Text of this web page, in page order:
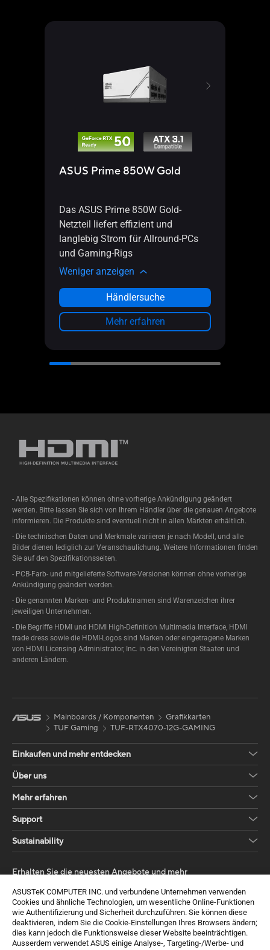
ASUSTeK COMPUTER INC. und verbundene Unternehmen verwenden
Cookies und ähnliche Technologien, um wesentliche Online-Funktionen
wie Authentifizierung und Sicherheit durchzuführen. Sie können diese
deaktivieren, indem Sie die Cookie-Einstellungen Ihres Browsers ändern;
dies kann jedoch die Funktionsweise dieser Website beeinträchtigen.
Ausserdem verwendet ASUS einige Analyse-, Targeting-/Werbe- und
ASUS Prime 850W Gold
Das ASUS Prime 850W Gold-
Netzteil liefert effizient und
langlebig Strom für Allround-PCs
und Gaming-Rigs
Weniger anzeigen
Händlersuche
Mehr erfahren
- Alle Spezifikationen können ohne vorherige Ankündigung geändert
werden. Bitte lassen Sie sich von Ihrem Händler über die genauen Angebote
informieren. Die Produkte sind eventuell nicht in allen Märkten erhältlich.
- Die technischen Daten und Merkmale variieren je nach Modell, und alle
Bilder dienen lediglich zur Veranschaulichung. Weitere Informationen finden
Sie auf den Spezifikationsseiten.
- PCB-Farb- und mitgelieferte Software-Versionen können ohne vorherige
Ankündigung geändert werden.
- Die genannten Marken- und Produktnamen sind Warenzeichen ihrer
jeweiligen Unternehmen.
- Die Begriffe HDMI und HDMI High-Definition Multimedia Interface, HDMI
trade dress sowie die HDMI-Logos sind Marken oder eingetragene Marken
von HDMI Licensing Administrator, Inc. in den Vereinigten Staaten und
anderen Ländern.
Mainboards / Komponenten
Grafikkarten
TUF Gaming
TUF-RTX4070-12G-GAMING
Einkaufen und mehr entdecken
Über uns
Mehr erfahren
Support
Sustainability
Erhalten Sie die neuesten Angebote und mehr
Sign up